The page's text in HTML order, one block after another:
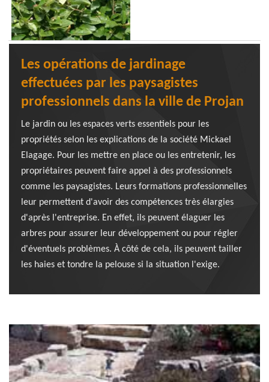
Les opérations de jardinage
effectuées par les paysagistes
professionnels dans la ville de Projan
Le jardin ou les espaces verts essentiels pour les
propriétés selon les explications de la société Mickael
Elagage. Pour les mettre en place ou les entretenir, les
propriétaires peuvent faire appel à des professionnels
comme les paysagistes. Leurs formations professionnelles
leur permettent d'avoir des compétences très élargies
d'après l'entreprise. En effet, ils peuvent élaguer les
arbres pour assurer leur développement ou pour régler
d'éventuels problèmes. À côté de cela, ils peuvent tailler
les haies et tondre la pelouse si la situation l'exige.